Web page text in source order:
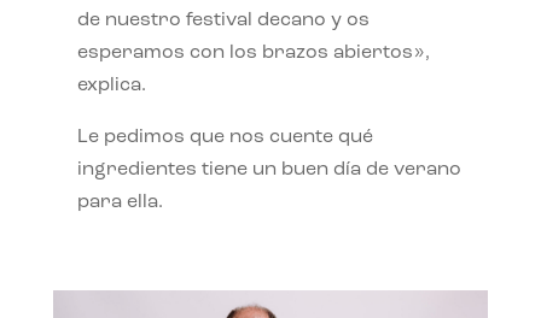
de nuestro festival decano y os
esperamos con los brazos abiertos»,
explica.
Le pedimos que nos cuente qué
ingredientes tiene un buen día de verano
para ella.